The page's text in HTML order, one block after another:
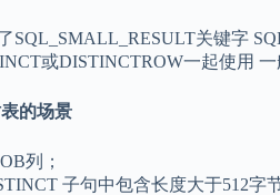
SQL_SMALL_RESULT关键字
或DISTINCTROW一起使用
的场景
列；
子句中包含长度大于512字